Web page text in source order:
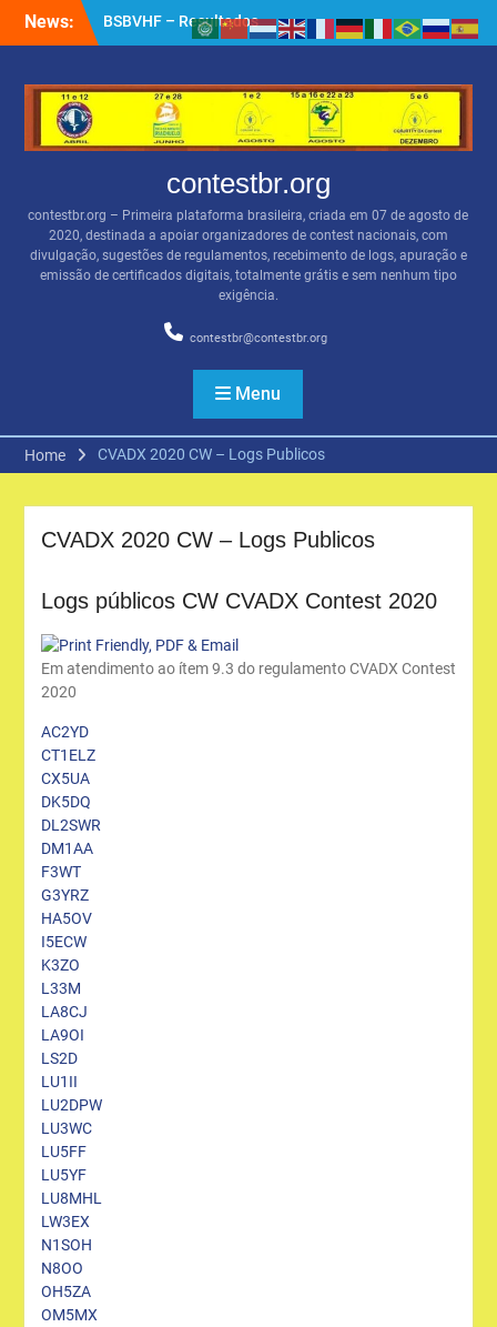
News:
BSBVHF – Resultados
anteriores
Apoiadores por PIX
contestbr.org
contestbr.org – Primeira plataforma brasileira, criada em 07 de agosto de
2020, destinada a apoiar organizadores de contest nacionais, com
divulgação, sugestões de regulamentos, recebimento de logs, apuração e
emissão de certificados digitais, totalmente grátis e sem nenhum tipo
exigência.
contestbr@contestbr.org
Menu
Home CVADX 2020 CW – Logs Publicos
CVADX 2020 CW – Logs Publicos
Logs públicos CW CVADX Contest 2020
Em atendimento ao ítem 9.3 do regulamento CVADX Contest
2020
AC2YD
CT1ELZ
CX5UA
DK5DQ
DL2SWR
DM1AA
F3WT
G3YRZ
HA5OV
I5ECW
K3ZO
L33M
LA8CJ
LA9OI
LS2D
LU1II
LU2DPW
LU3WC
LU5FF
LU5YF
LU8MHL
LW3EX
N1SOH
N8OO
OH5ZA
OM5MX